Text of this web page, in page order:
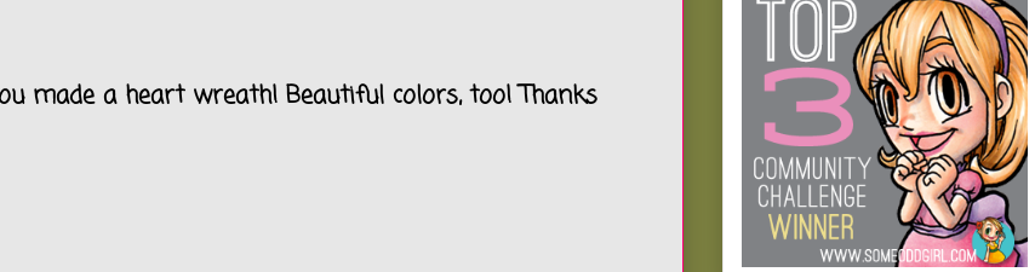
made a heart wreath! Beautiful colors, too! Thanks